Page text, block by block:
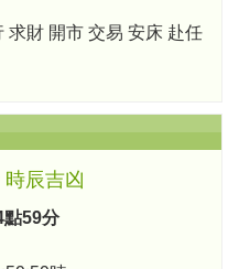
求財 開市 交易 安床 赴任
辰吉凶
點59分